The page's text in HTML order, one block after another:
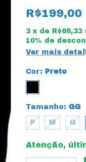
R$199,00
3 x de R$66,33
10% de
Ver mais
Cor: Preto
Tamanho: GG
P M G
Atenção,